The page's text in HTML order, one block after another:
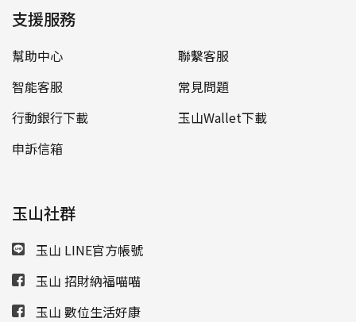
支援服務
幫助中心
聯繫客服
智能客服
常見問題
行動銀行下載
玉山Wallet下載
申訴信箱
玉山社群
玉山 LINE官方帳號
玉山 招財納福喵喵
玉山 數位生活好康